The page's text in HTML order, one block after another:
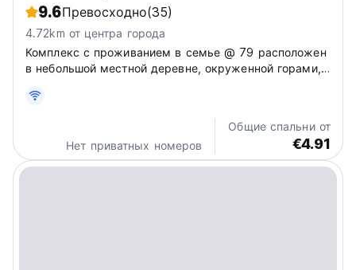
9.6Превосходно(35)
4.72km от центра города
Комплекс с проживанием в семье @ 79 расположен
в небольшой местной деревне, окруженной горами,
Нет приватных номеров
Общие спальни от
€4.91